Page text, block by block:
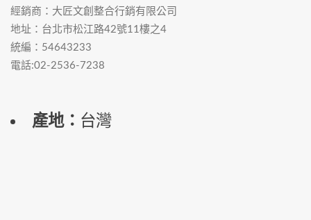
經銷商：大匠文創整合行銷有限公司
地址：台北市松江路42號11樓之4
統編：54643233
電話:02-2536-7238
產地： 台灣